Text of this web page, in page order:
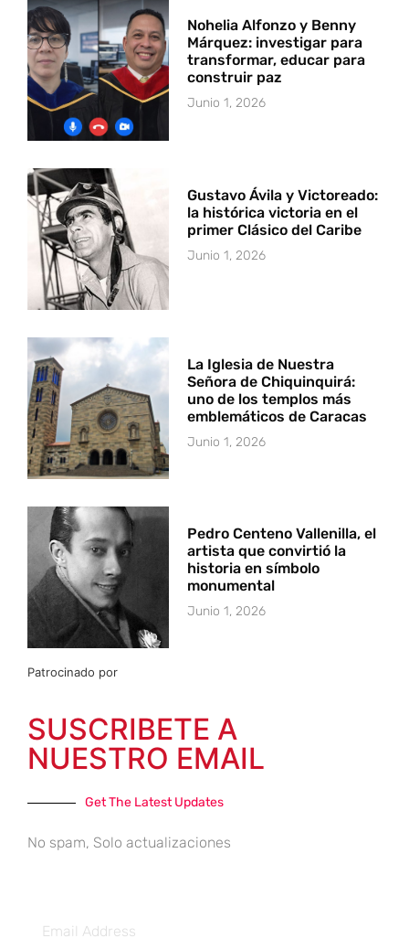
Nohelia Alfonzo y Benny
Márquez: investigar para
transformar, educar para
construir paz
Junio 1, 2026
Gustavo Ávila y Victoreado:
la histórica victoria en el
primer Clásico del Caribe
Junio 1, 2026
La Iglesia de Nuestra
Señora de Chiquinquirá:
uno de los templos más
emblemáticos de Caracas
Junio 1, 2026
Pedro Centeno Vallenilla, el
artista que convirtió la
historia en símbolo
monumental
Junio 1, 2026
Patrocinado por
SUSCRIBETE A
NUESTRO EMAIL
Get The Latest Updates
No spam, Solo actualizaciones